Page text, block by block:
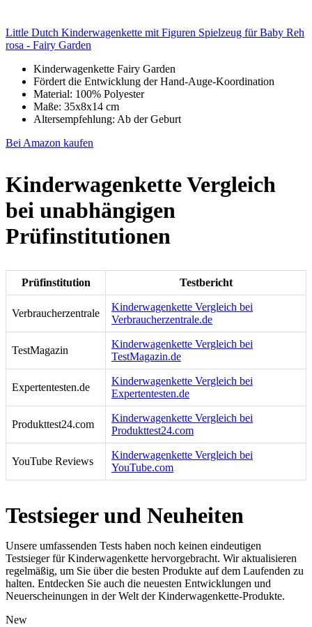
Little Dutch Kinderwagenkette mit Figuren Spielzeug für Baby Reh
rosa - Fairy Garden
Kinderwagenkette Fairy Garden
Fördert die Entwicklung der Hand-Auge-Koordination
Material: 100% Polyester
Maße: 35x8x14 cm
Altersempfehlung: Ab der Geburt
Bei Amazon kaufen
Kinderwagenkette Vergleich
bei unabhängigen
Prüfinstitutionen
Prüfinstitution Testbericht
Verbraucherzentrale
Kinderwagenkette Vergleich bei
Verbraucherzentrale.de
TestMagazin
Kinderwagenkette Vergleich bei
TestMagazin.de
Expertentesten.de
Kinderwagenkette Vergleich bei
Expertentesten.de
Produkttest24.com
Kinderwagenkette Vergleich bei
Produkttest24.com
YouTube Reviews
Kinderwagenkette Vergleich bei
YouTube.com
Testsieger und Neuheiten
Unsere umfassenden Tests haben noch keinen eindeutigen
Testsieger für Kinderwagenkette hervorgebracht. Wir aktualisieren
regelmäßig, um Sie über die besten Produkte auf dem Laufenden zu
halten. Entdecken Sie auch die neuesten Entwicklungen und
Neuerscheinungen in der Welt der Kinderwagenkette-Produkte.
New